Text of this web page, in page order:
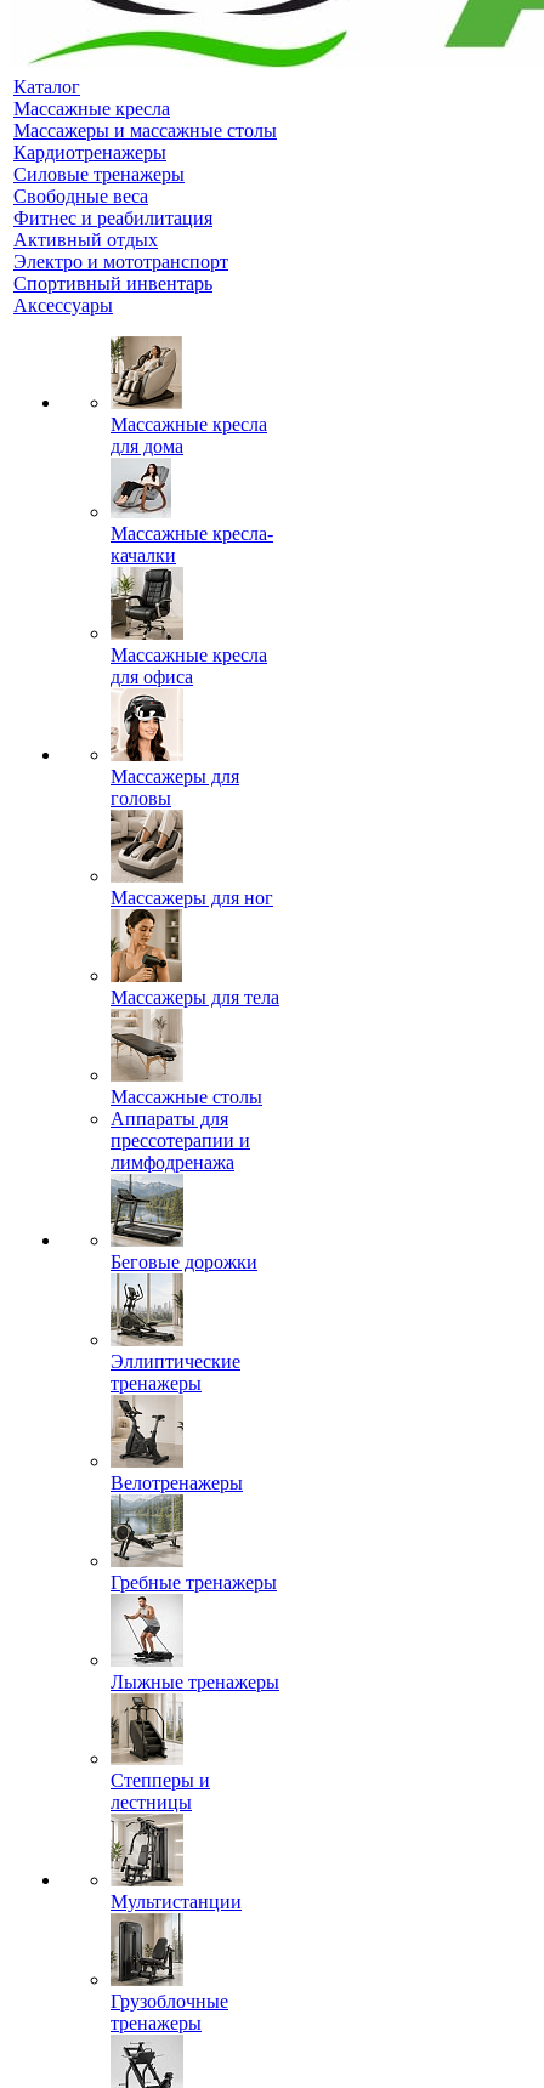
Каталог
Массажные кресла
Массажеры и массажные столы
Кардиотренажеры
Силовые тренажеры
Свободные веса
Фитнес и реабилитация
Активный отдых
Электро и мототранспорт
Спортивный инвентарь
Аксессуары
Массажные кресла
для дома
Массажные кресла-
качалки
Массажные кресла
для офиса
Массажеры для
головы
Массажеры для ног
Массажеры для тела
Массажные столы
Аппараты для
прессотерапии и
лимфодренажа
Беговые дорожки
Эллиптические
тренажеры
Велотренажеры
Гребные тренажеры
Лыжные тренажеры
Степперы и
лестницы
Мультистанции
Грузоблочные
тренажеры